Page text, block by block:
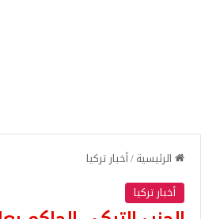
الرئيسية/أخبار تركيا
أخبار تركيا